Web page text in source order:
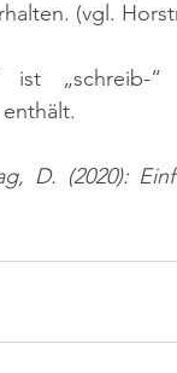
(vgl.
ist „schreib-
D. (2020):